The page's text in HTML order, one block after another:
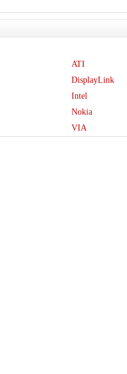
ATI
DisplayLink
Intel
Nokia
VIA